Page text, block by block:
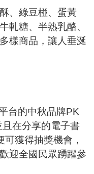
、綠豆椪、蛋黃
軋糖、半熟乳酪、
樣商品，讓人垂涎
台的中秋品牌PK
在分享的電子書
獲得抽獎機會，
迎全國民眾踴躍參